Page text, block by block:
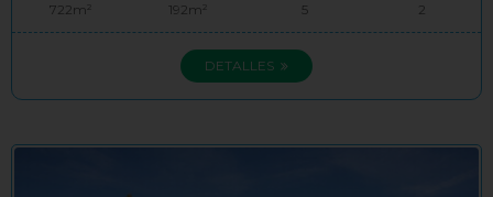
722m² 192m² 5 2
DETALLES